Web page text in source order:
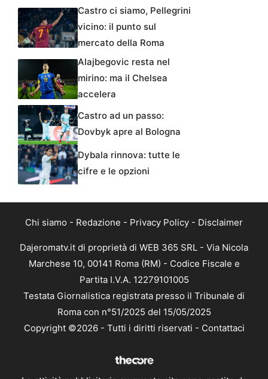
Castro ci siamo, Pellegrini
vicino: il punto sul
mercato della Roma
Alajbegovic resta nel
mirino: ma il Chelsea
accelera
Castro ad un passo:
Dovbyk apre al Bologna
Dybala rinnova: tutte le
cifre e le opzioni
Chi siamo - Redazione - Privacy Policy - Disclaimer
Dajeromatv.it di proprietà di WEB 365 SRL - Via Nicola
Marchese 10, 00141 Roma (RM) - Codice Fiscale e
Partita I.V.A. 12279101005
Testata Giornalistica registrata presso il Tribunale di
Roma con n°51/2025 del 15/05/2025
Copyright ©2026 - Tutti i diritti riservati - Contattaci